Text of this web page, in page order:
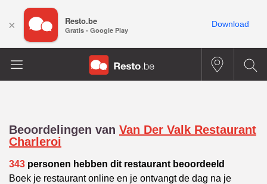
Beoordelingen van Van Der Valk Restaurant
Charleroi
343 personen hebben dit restaurant beoordeeld
Boek je restaurant online en je ontvangt de dag na je
× Resto.be
Gratis - Google Play
Download